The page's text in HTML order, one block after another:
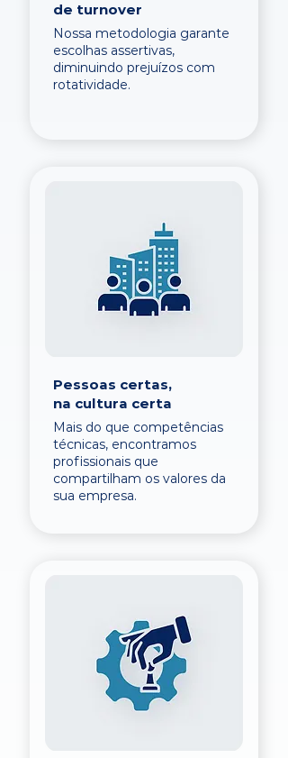
de turnover
Nossa metodologia garante
escolhas assertivas,
diminuindo prejuízos com
rotatividade.
Pessoas certas,
na cultura certa
Mais do que competências
técnicas, encontramos
profissionais que
compartilham os valores da
sua empresa.